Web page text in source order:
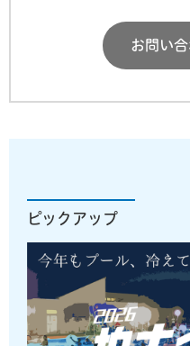
お問い
ピックアップ